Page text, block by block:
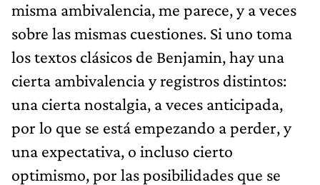
misma ambivalencia, me parece, y a veces
sobre las mismas cuestiones. Si uno toma
los textos clásicos de Benjamin, hay una
cierta ambivalencia y registros distintos:
una cierta nostalgia, a veces anticipada,
por lo que se está empezando a perder, y
una expectativa, o incluso cierto
optimismo, por las posibilidades que se